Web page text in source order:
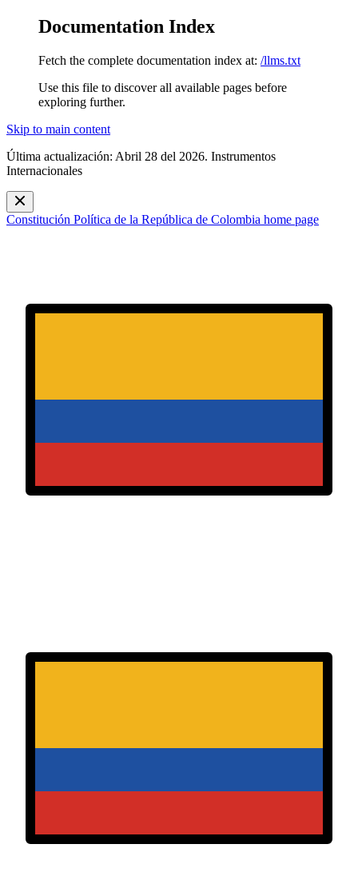
Documentation Index
Fetch the complete documentation index at: /llms.txt
Use this file to discover all available pages before
exploring further.
Skip to main content
Última actualización: Abril 28 del 2026. Instrumentos
Internacionales
Constitución Política de la República de Colombia home page